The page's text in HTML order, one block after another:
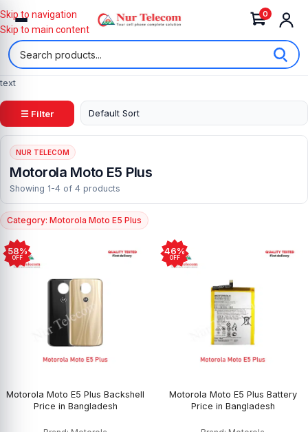
0
Skip to navigation
Skip to main content
text
☰ Filter
NUR TELECOM
Motorola Moto E5 Plus
Showing 1-4 of 4 products
Category: Motorola Moto E5 Plus
58%
OFF
Motorola Moto E5 Plus Backshell
Price in Bangladesh
46%
OFF
Motorola Moto E5 Plus Battery
Price in Bangladesh